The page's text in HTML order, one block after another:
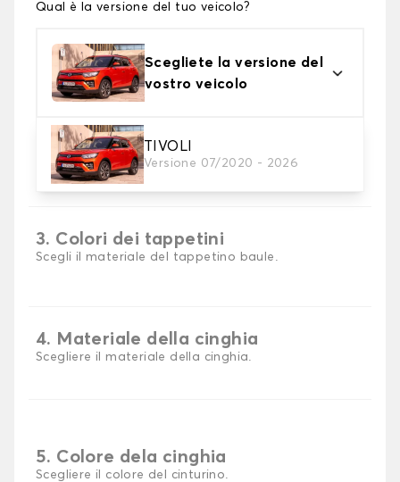
Qual è la versione del tuo veicolo?
Scegliete la versione del
vostro veicolo
TIVOLI
Versione 07/2020 - 2026
2. Materiale
scegli il materiale del tappetini per baule
3. Colori dei tappetini
Scegli il materiale del tappetino baule.
4. Materiale della cinghia
Scegliere il materiale della cinghia.
5. Colore dela cinghia
Scegliere il colore del cinturino.